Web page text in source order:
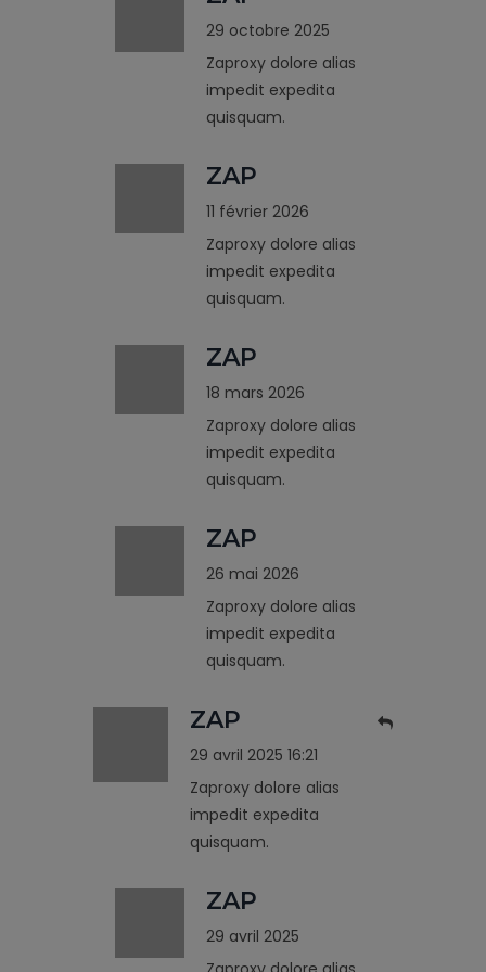
29 octobre 2025
Zaproxy dolore alias
impedit expedita
quisquam.
ZAP
11 février 2026
Zaproxy dolore alias
impedit expedita
quisquam.
ZAP
18 mars 2026
Zaproxy dolore alias
impedit expedita
quisquam.
ZAP
26 mai 2026
Zaproxy dolore alias
impedit expedita
quisquam.
ZAP
29 avril 2025 16:21
Zaproxy dolore alias
impedit expedita
quisquam.
ZAP
29 avril 2025